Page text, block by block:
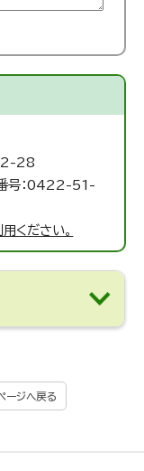
2-28
号：0422-51-
ください。
ージへ戻る